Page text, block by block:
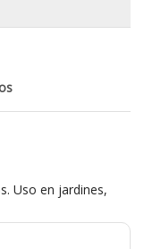
Uso en jardines,